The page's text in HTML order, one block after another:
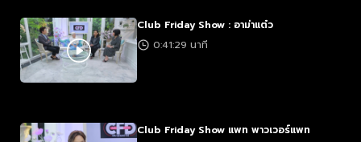
Club Friday Show : อาม่าแต๋ว
0:41:29 นาที
Club Friday Show แพท พาวเวอร์แพท